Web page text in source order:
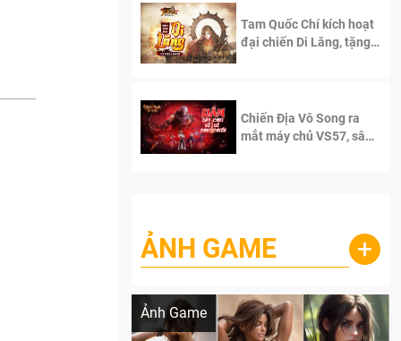
Tam Quốc Chí kích hoạt
đại chiến Di Lăng, tặng
Chiến Địa Vô Song ra
mắt máy chủ VS57, sân
ẢNH GAME +
Ảnh Game
Lala Croft vừa nóng vừa xinh dưới nét vẽ